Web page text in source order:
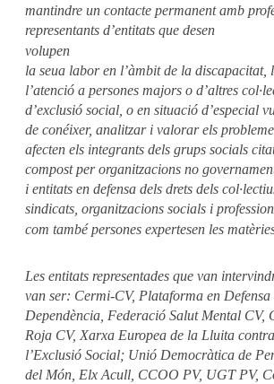
mantindre un contacte permanent amb
representants d’entitats que desen
volupen
la seua labor en l’àmbit de la discapacitat,
l’atenció a persones majors o d’altres
d’exclusió social, o en situació d’especial
de conéixer, analitzar i valorar els
afecten els integrants dels grups socials
compost per organitzacions no
i entitats en defensa dels drets dels
sindicats, organitzacions socials i
com també persones expertesen les
Les entitats representades que van
van ser: Cermi-CV, Plataforma en
Dependència, Federació Salut Mental CV,
Roja CV, Xarxa Europea de la Lluita
l’Exclusió Social; Unió Democràtica de
del Món, Elx Acull, CCOO PV, UGT PV,